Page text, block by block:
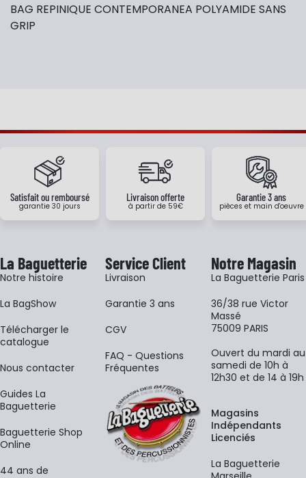
BAG REPINIQUE CONTEMPORANEA POLYAMIDE SANS
GRIP
Satisfait ou remboursé
garantie 30 jours
Livraison offerte
à partir de 59€
Garantie 3 ans
pièces et main d'oeuvre
La Baguetterie
Notre histoire
La BagShow
​Télécharger le
catalogue
Nous contacter
Guides La
Baguetterie
Baguetterie Shop
Online
44 ans de
Service Client
Livraison
Garantie 3 ans
CGV
FAQ - Questions
Fréquentes
Notre Magasin
La Baguetterie Paris
36/38 rue Victor
Massé
75009 PARIS
Ouvert du mardi au
samedi de 10h à
12h30 et de 14 à 19h
Magasins
Indépendants
Licenciés
La Baguetterie